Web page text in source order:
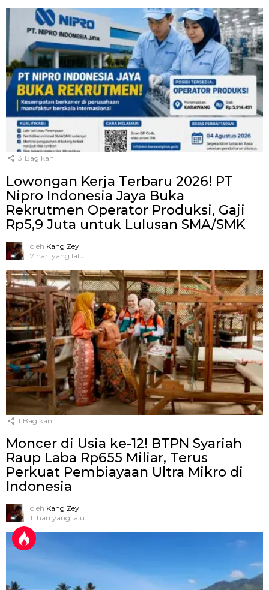
3 Bagikan
Lowongan Kerja Terbaru 2026! PT
Nipro Indonesia Jaya Buka
Rekrutmen Operator Produksi, Gaji
Rp5,9 Juta untuk Lulusan SMA/SMK
oleh Kang Zey
7 hari yang lalu
1 Bagikan
Moncer di Usia ke-12! BTPN Syariah
Raup Laba Rp655 Miliar, Terus
Perkuat Pembiayaan Ultra Mikro di
Indonesia
oleh Kang Zey
11 hari yang lalu